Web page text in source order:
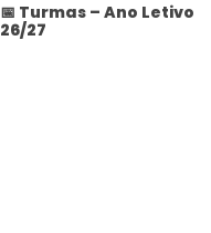
📅 Turmas – Ano Letivo
26/27